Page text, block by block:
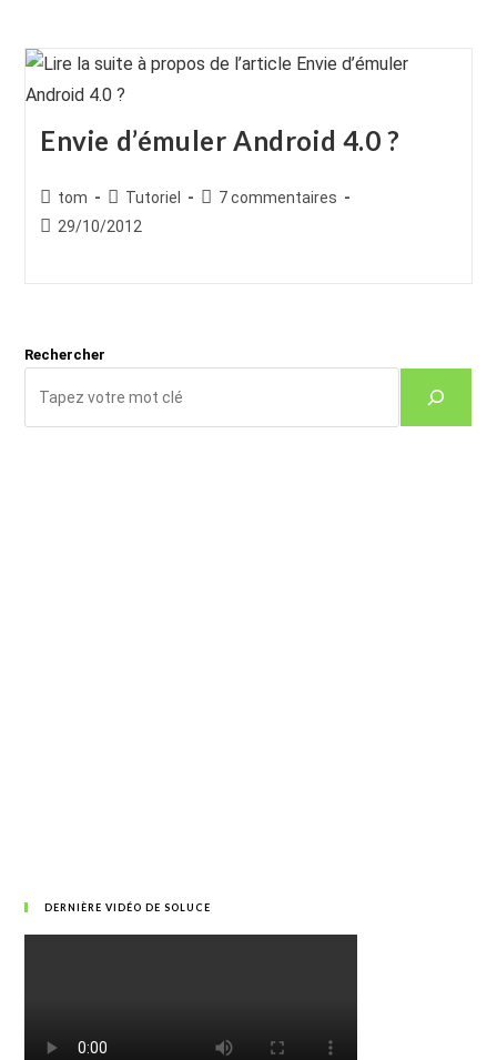
Envie d’émuler Android 4.0 ?
Auteur/autrice
de
tom
Post
category:
Tutoriel
Commentaires
7 commentaires
Publication
29/10/2012
Rechercher
DERNIÈRE VIDÉO DE SOLUCE